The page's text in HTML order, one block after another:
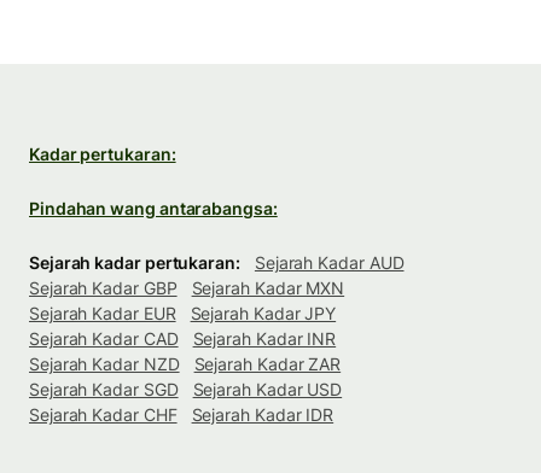
Kadar pertukaran:
Pindahan wang antarabangsa:
Sejarah kadar pertukaran:
Sejarah Kadar AUD
Sejarah Kadar GBP
Sejarah Kadar MXN
Sejarah Kadar EUR
Sejarah Kadar JPY
Sejarah Kadar CAD
Sejarah Kadar INR
Sejarah Kadar NZD
Sejarah Kadar ZAR
Sejarah Kadar SGD
Sejarah Kadar USD
Sejarah Kadar CHF
Sejarah Kadar IDR